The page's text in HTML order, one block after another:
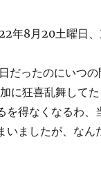
年8月20土曜日、
ったのにいつの
に狂喜乱舞して
を得なくなるわ、
いましたが、なん